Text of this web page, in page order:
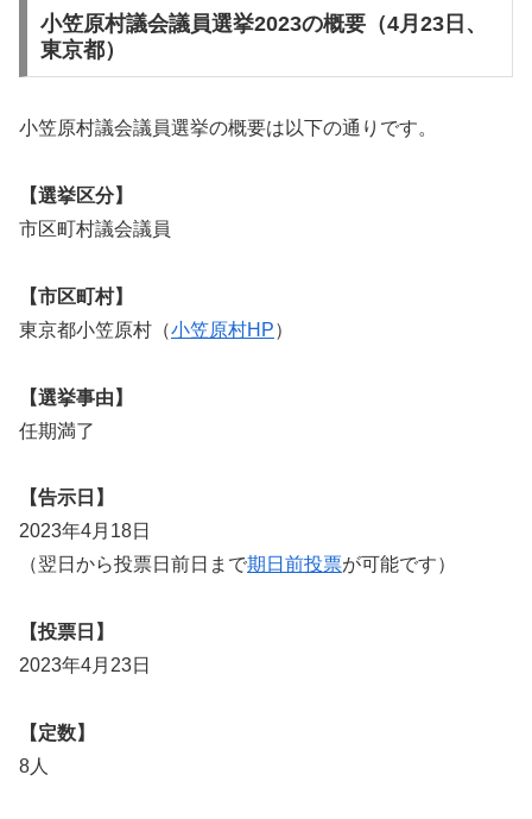
小笠原村議会議員選挙2023の概要（4月23日、
東京都）
小笠原村議会議員選挙の概要は以下の通りです。
【選挙区分】
市区町村議会議員
【市区町村】
東京都小笠原村（小笠原村HP）
【選挙事由】
任期満了
【告示日】
2023年4月18日
（翌日から投票日前日まで期日前投票が可能です）
【投票日】
2023年4月23日
【定数】
8人